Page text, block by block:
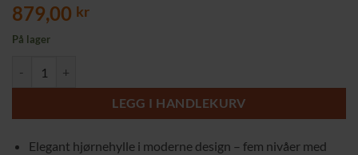
879,00 kr
På lager
LEGG I HANDLEKURV
Elegant hjørnehylle i moderne design – fem nivåer med